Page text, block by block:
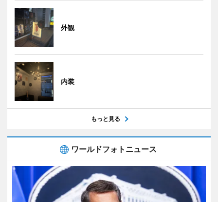
外観
内装
もっと見る
ワールドフォトニュース